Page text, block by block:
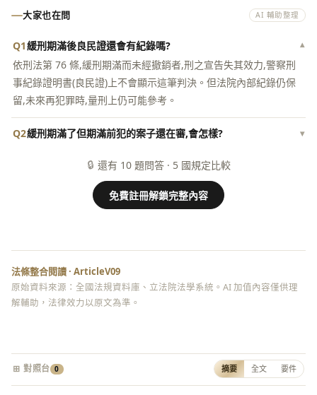
大家也在問 AI 輔助整理
Q1緩刑期滿後良民證還會有紀錄嗎? ▾
依刑法第 76 條,緩刑期滿而未經撤銷者,刑之宣告失其效力,警察刑
事紀錄證明書(良民證)上不會顯示這筆判決。但法院內部紀錄仍保
留,未來再犯罪時,量刑上仍可能參考。
Q2緩刑期滿了但期滿前犯的案子還在審,會怎樣? ▾
🔒 還有 10 題問答 · 5 國規定比較
免費註冊解鎖完整內容
法條整合閱讀 · ArticleV09
原始資料來源：全國法規資料庫、立法院法學系統。AI 加值內容僅供理
解輔助，法律效力以原文為準。
⊞ 對照台 0 摘要 全文 要件